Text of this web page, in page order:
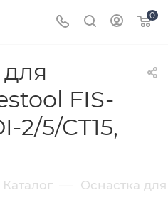
0
FIS-
2/5/CT15,
Каталог Оснастка